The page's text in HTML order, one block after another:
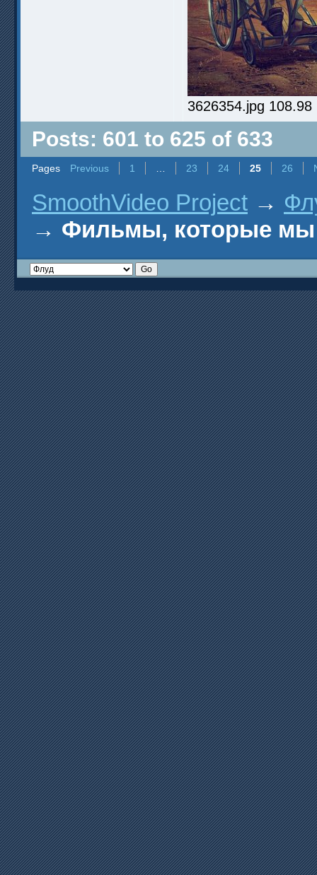
3626354.jpg
Posts: 601 to 625 of 633
Pages Previous 1 23 24 25 26
SmoothVideo Project →
→ Фильмы, которые мы